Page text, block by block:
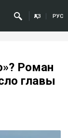
ҚАЗ РУС
Роман
главы